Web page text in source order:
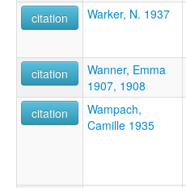
citation Warker, N. 1937
citation
Wanner, Emma
1907, 1908
citation
Wampach,
Camille 1935